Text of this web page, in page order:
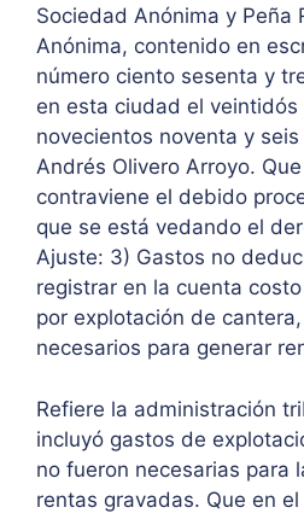
Sociedad Anónima y Peña
Anónima, contenido en
número ciento sesenta y
en esta ciudad el
novecientos noventa y
Andrés Olivero Arroyo.
contraviene el debido
que se está vedando el
Ajuste: 3) Gastos no
registrar en la cuenta
por explotación de
necesarios para generar
Refiere la administración
incluyó gastos de
no fueron necesarias para
rentas gravadas. Que en